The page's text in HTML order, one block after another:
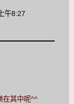
午8:27
在其中呢^^